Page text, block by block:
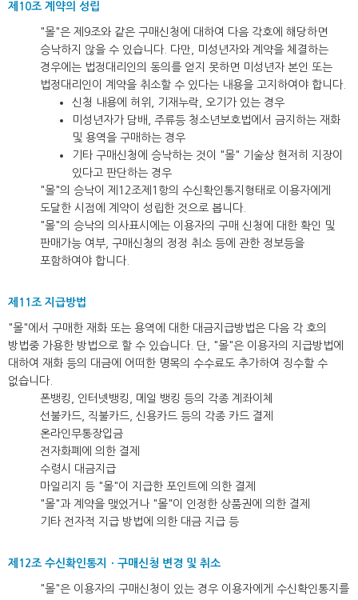
제10조 계약의 성립
"몰"은 제9조와 같은 구매신청에 대하여 다음 각호에 해당하면
승낙하지 않을 수 있습니다. 다만, 미성년자와 계약을 체결하는
경우에는 법정대리인의 동의를 얻지 못하면 미성년자 본인 또는
법정대리인이 계약을 취소할 수 있다는 내용을 고지하여야 합니다.
신청 내용에 허위, 기재누락, 오기가 있는 경우
미성년자가 담배, 주류등 청소년보호법에서 금지하는 재화
및 용역을 구매하는 경우
기타 구매신청에 승낙하는 것이 "몰" 기술상 현저히 지장이
있다고 판단하는 경우
"몰"의 승낙이 제12조제1항의 수신확인통지형태로 이용자에게
도달한 시점에 계약이 성립한 것으로 봅니다.
"몰"의 승낙의 의사표시에는 이용자의 구매 신청에 대한 확인 및
판매가능 여부, 구매신청의 정정 취소 등에 관한 정보등을
포함하여야 합니다.
제11조 지급방법
"몰"에서 구매한 재화 또는 용역에 대한 대금지급방법은 다음 각 호의
방법중 가용한 방법으로 할 수 있습니다. 단, "몰"은 이용자의 지급방법에
대하여 재화 등의 대금에 어떠한 명목의 수수료도 추가하여 징수할 수
없습니다.
폰뱅킹, 인터넷뱅킹, 메일 뱅킹 등의 각종 계좌이체
선불카드, 직불카드, 신용카드 등의 각종 카드 결제
온라인무통장입금
전자화폐에 의한 결제
수령시 대금지급
마일리지 등 "몰"이 지급한 포인트에 의한 결제
"몰"과 계약을 맺었거나 "몰"이 인정한 상품권에 의한 결제
기타 전자적 지급 방법에 의한 대금 지급 등
제12조 수신확인통지ㆍ구매신청 변경 및 취소
"몰"은 이용자의 구매신청이 있는 경우 이용자에게 수신확인통지를